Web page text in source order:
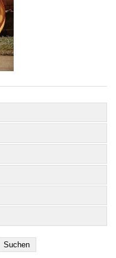
Suchen